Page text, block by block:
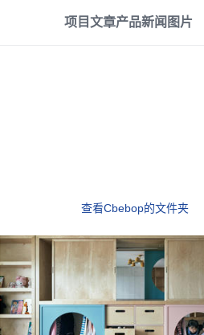
项目文章产品新闻 图片
查看Cbebop的文件夹